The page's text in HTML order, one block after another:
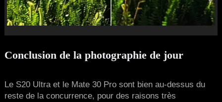
Conclusion de la photographie de jour
Le S20 Ultra et le Mate 30 Pro sont bien au-dessus du
reste de la concurrence, pour des raisons très